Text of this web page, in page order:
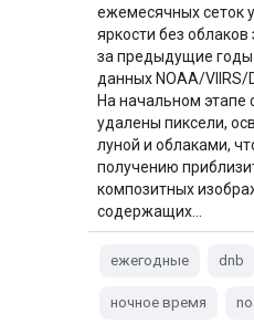
ежемесячных сеток
яркости без
за предыдущие
данных NOAA/VIIRS/
На начальном
удалены пиксели,
луной и облаками,
получению
композитных
содержащих…
ежегодные dnb
ночное время